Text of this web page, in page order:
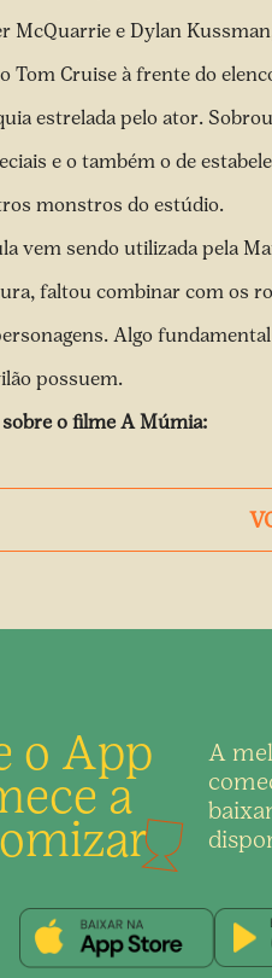
McQuarrie e Dylan
Tom Cruise à frente do
estrelada pelo ator.
e o também o de
monstros do estúdio.
vem sendo utilizada pela
faltou combinar com os
Algo
possuem.
sobre o filme A Múmia:
o App
a
A